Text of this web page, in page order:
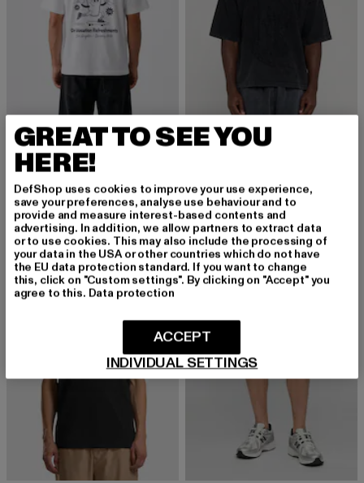
ON VACATION
Smoothie Operator T-Shirt
44,99 EUR
Derzeitiger Preis: 44,99 EUR
49,99 EUR
FAVELA
Derzeitiger Preis: 35,99 EUR
39,99 EUR
NEU -20% NEU -18%
GREAT TO SEE YOU
HERE!
DefShop uses cookies to improve your use experience,
save your preferences, analyse use behaviour and to
provide and measure interest-based contents and
advertising. In addition, we allow partners to extract data
or to use cookies. This may also include the processing of
your data in the USA or other countries which do not have
the EU data protection standard. If you want to change
this, click on "Custom settings". By clicking on "Accept" you
agree to this. Data protection
INDIVIDUAL SETTINGS
ACCEPT